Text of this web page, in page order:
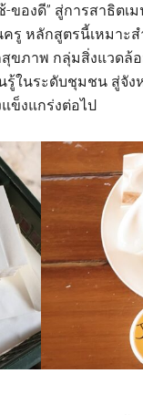
ของดี” สู่การสาธิต
รู หลักสูตรนี้เหมาะส
ภาพ กลุ่มสิ่งแวดล้อ
ในระดับชุมชน สู่จัง
ข็งแกร่งต่อไป